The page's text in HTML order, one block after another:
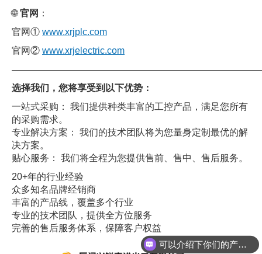
🌐官网 ：
官网① www.xrjplc.com
官网② www.xrjelectric.com
选择我们，您将享受到以下优势：
一站式采购： 我们提供种类丰富的工控产品，满足您所有
的采购需求。
专业解决方案： 我们的技术团队将为您量身定制最优的解
决方案。
贴心服务： 我们将全程为您提供售前、售中、售后服务。
20+年的行业经验
众多知名品牌经销商
丰富的产品线，覆盖多个行业
专业的技术团队，提供全方位服务
完善的售后服务体系，保障客户权益
可以介绍下你们的产品么